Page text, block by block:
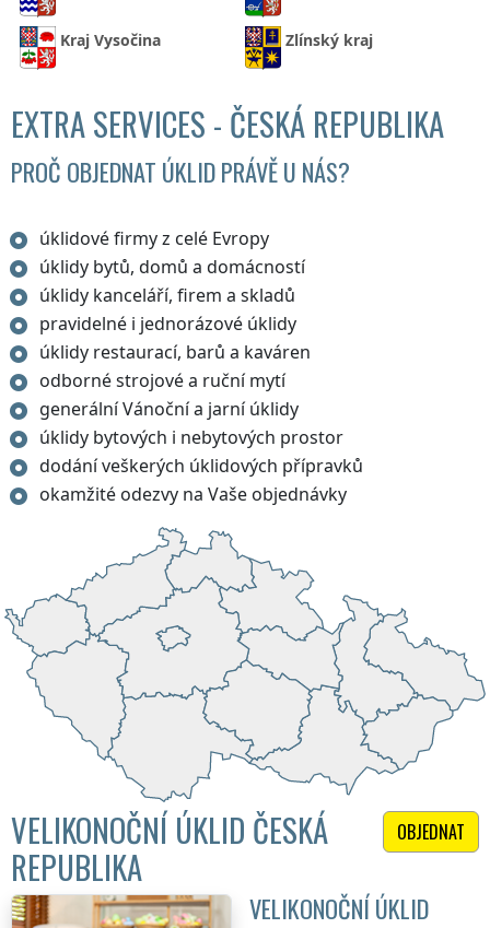
Kraj Vysočina Zlínský kraj
EXTRA SERVICES - ČESKÁ REPUBLIKA
PROČ OBJEDNAT ÚKLID PRÁVĚ U NÁS?
úklidové firmy z celé Evropy
úklidy bytů, domů a domácností
úklidy kanceláří, firem a skladů
pravidelné i jednorázové úklidy
úklidy restaurací, barů a kaváren
odborné strojové a ruční mytí
generální Vánoční a jarní úklidy
úklidy bytových i nebytových prostor
dodání veškerých úklidových přípravků
okamžité odezvy na Vaše objednávky
OBJEDNAT
VELIKONOČNÍ ÚKLID ČESKÁ
REPUBLIKA
VELIKONOČNÍ ÚKLID